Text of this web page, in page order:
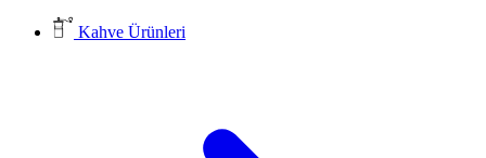
Kahve Ürünleri